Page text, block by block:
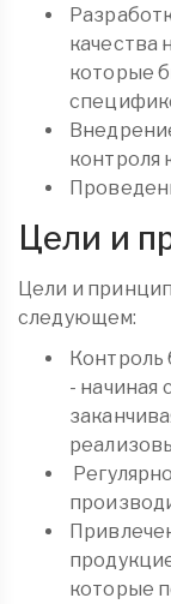
качества
которые
контроля
Цели и
Цели и
следующем:
- начиная
которые